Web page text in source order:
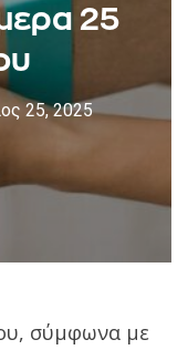
25
25, 2025
σύμφωνα με